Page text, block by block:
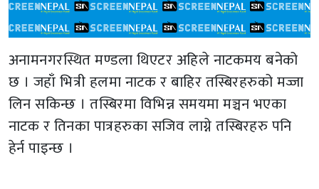
अनामनगरस्थित मण्डला थिएटर अहिले नाटकमय बनेको
छ । जहाँ भित्री हलमा नाटक र बाहिर तस्बिरहरुको मज्जा
लिन सकिन्छ । तस्बिरमा विभिन्न समयमा मञ्चन भएका
नाटक र तिनका पात्रहरुका सजिव लाग्ने तस्बिरहरु पनि
हेर्न पाइन्छ ।